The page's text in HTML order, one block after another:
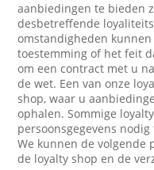
aanbiedingen te bieden
desbetreffende
omstandigheden
toestemming of het feit
om een contract met u
de wet. Een van onze
shop, waar u
ophalen. Sommige
persoonsgegevens
We kunnen de volgende
de loyalty shop en de